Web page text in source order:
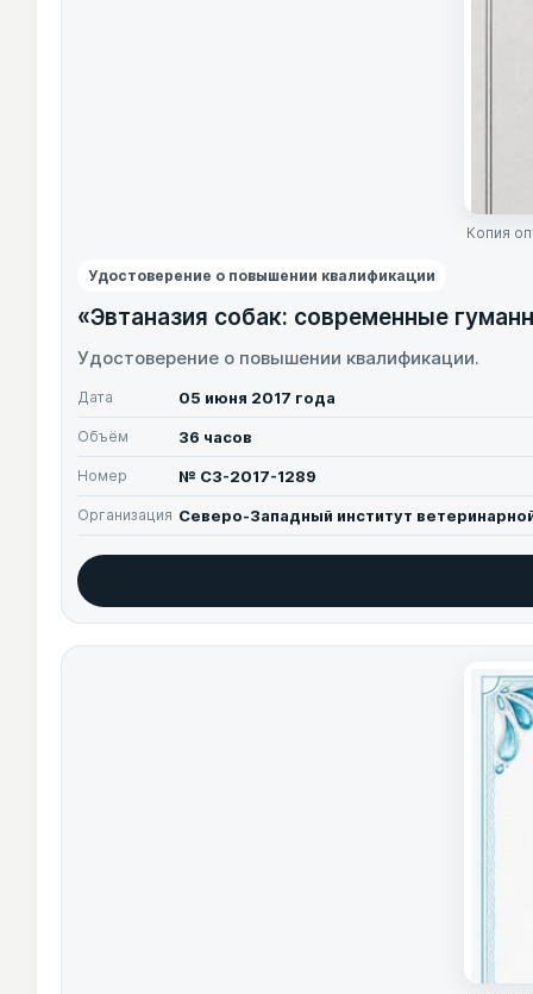
Копия
Удостоверение о повышении квалификации
«Эвтаназия собак: современные
Удостоверение о повышении квалификации.
Дата 05 июня 2017 года
Объём 36 часов
Номер № СЗ-2017-1289
Организация Северо-Западный институт